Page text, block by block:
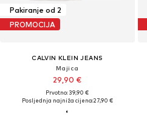
Pakiranje od 2
PROMOCIJA
CALVIN KLEIN JEANS
Majica
29,90 €
Prvotno: 39,90 €
Posljednja najniža cijena:27,90 €